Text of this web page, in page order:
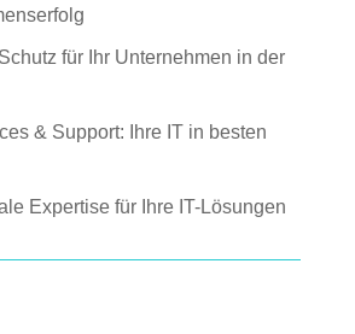
für Ihr Unternehmen in der
& Support: Ihre IT in besten
Expertise für Ihre IT-Lösungen